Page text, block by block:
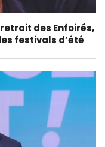
des Enfoirés,
festivals d’été